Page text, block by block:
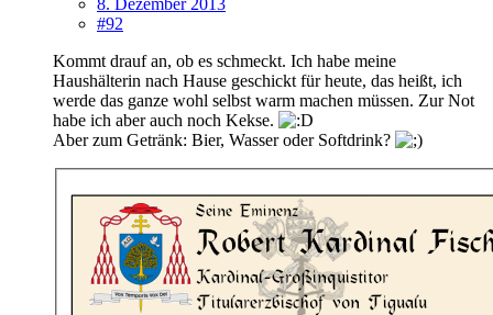
8. Dezember 2013
#92
Kommt drauf an, ob es schmeckt. Ich habe meine
Haushälterin nach Hause geschickt für heute, das heißt, ich
werde das ganze wohl selbst warm machen müssen. Zur Not
habe ich aber auch noch Kekse.
Aber zum Getränk: Bier, Wasser oder Softdrink?